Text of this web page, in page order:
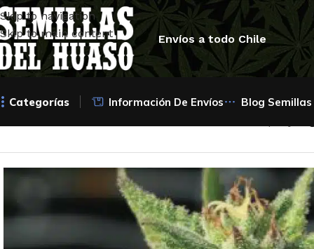
Skip to navigation
Skip to main content
Envíos a todo Chile
Categorías Información De Envíos Blog